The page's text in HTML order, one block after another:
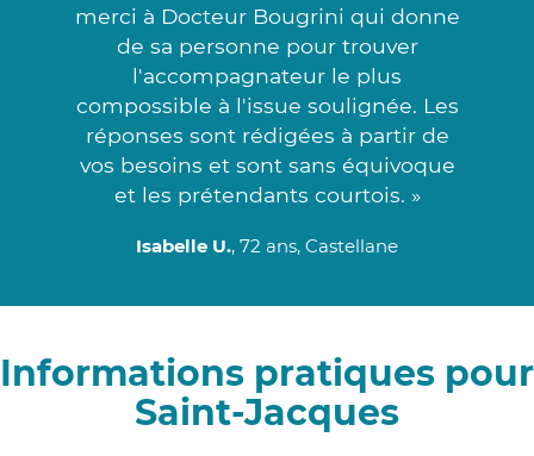
merci à Docteur Bougrini qui donne
de sa personne pour trouver
l'accompagnateur le plus
compossible à l'issue soulignée. Les
réponses sont rédigées à partir de
vos besoins et sont sans équivoque
et les prétendants courtois. »
Isabelle U., 72 ans, Castellane
Informations pratiques pour
Saint-Jacques